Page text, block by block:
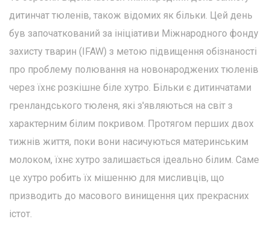
дитинчат тюленів, також відомих як більки. Цей день
був започаткований за ініціативи Міжнародного фонду
захисту тварин (IFAW) з метою підвищення обізнаності
про проблему полювання на новонароджених тюленів
через їхнє розкішне біле хутро. Більки є дитинчатами
гренландського тюленя, які з'являються на світ з
характерним білим покривом. Протягом перших двох
тижнів життя, поки вони насичуються материнським
молоком, їхнє хутро залишається ідеально білим. Саме
це хутро робить їх мішенню для мисливців, що
призводить до масового винищення цих прекрасних
істот.